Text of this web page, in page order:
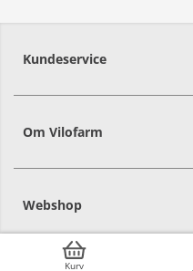
Kurv
Kundeservice
Om Vilofarm
Webshop